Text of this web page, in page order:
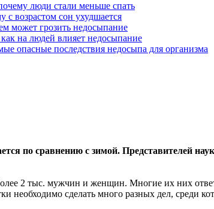
люди стали меньше спать
с возрастом сон ухудшается
может грозить недосыпание
на людей влияет недосыпание
опасные последствия недосыпа для организма
по сравнению с зимой. Представителей
2 тыс. мужчин и женщин. Многие их них
необходимо сделать много разных дел, среди